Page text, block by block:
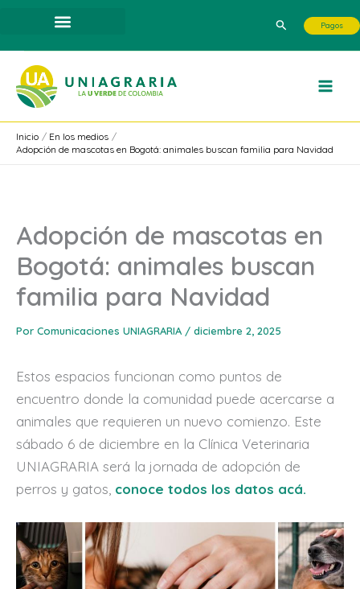
contenido
Buscar Pagos
Inicio
En los medios
Adopción de mascotas en Bogotá: animales buscan familia para Navidad
Adopción de mascotas en
Bogotá: animales buscan
familia para Navidad
Por Comunicaciones UNIAGRARIA / diciembre 2, 2025
Estos espacios funcionan como puntos de
encuentro donde la comunidad puede acercarse a
animales que requieren un nuevo comienzo. Este
sábado 6 de diciembre en la Clínica Veterinaria
UNIAGRARIA será la jornada de adopción de
perros y gatos, conoce todos los datos acá.